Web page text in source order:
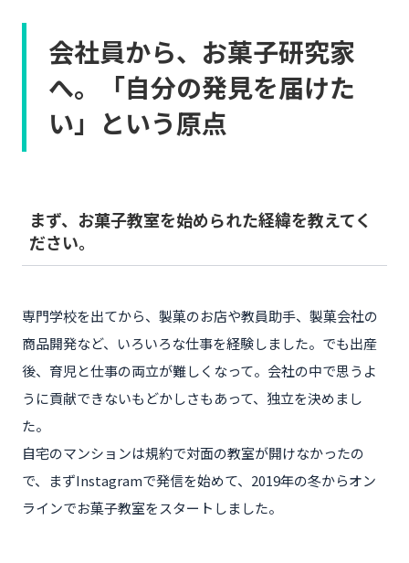
会社員から、お菓子研究家
へ。「自分の発見を届けた
い」という原点
まず、お菓子教室を始められた経緯を教えてく
ださい。
専門学校を出てから、製菓のお店や教員助手、製菓会社の
商品開発など、いろいろな仕事を経験しました。でも出産
後、育児と仕事の両立が難しくなって。会社の中で思うよ
うに貢献できないもどかしさもあって、独立を決めまし
た。
自宅のマンションは規約で対面の教室が開けなかったの
で、まずInstagramで発信を始めて、2019年の冬からオン
ラインでお菓子教室をスタートしました。